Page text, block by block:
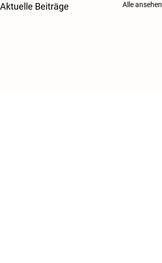
Aktuelle Beiträge Alle ansehen